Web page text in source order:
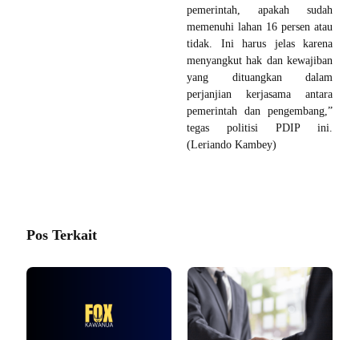
pemerintah, apakah sudah
memenuhi lahan 16 persen atau
tidak. Ini harus jelas karena
menyangkut hak dan kewajiban
yang dituangkan dalam
perjanjian kerjasama antara
pemerintah dan pengembang,”
tegas politisi PDIP ini.
(Leriando Kambey)
Pos Terkait